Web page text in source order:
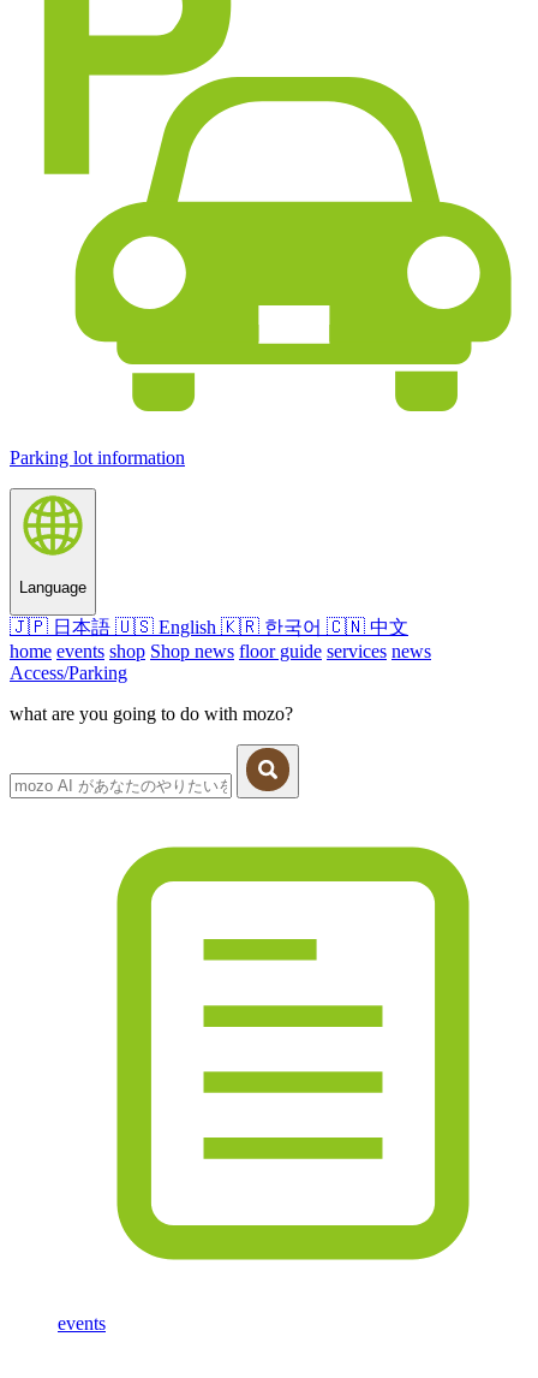
Parking lot information
Language
🇯🇵 日本語 🇺🇸 English 🇰🇷 한국어 🇨🇳 中文
home events shop Shop news floor guide services news
Access/Parking
what are you going to do with mozo?
events